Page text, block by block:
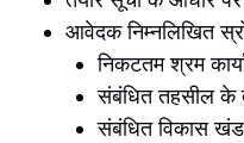
आवेदक निम्नलिखित
निकटतम श्रम
संबंधित तहसील के
संबंधित विकास